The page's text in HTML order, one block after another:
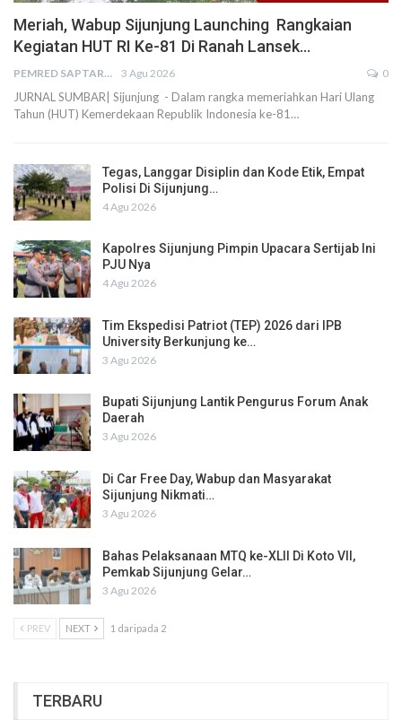
Meriah, Wabup Sijunjung Launching Rangkaian
Kegiatan HUT RI Ke-81 Di Ranah Lansek…
PEMRED SAPTARIUS 3 Agu 2026 0
JURNAL SUMBAR| Sijunjung - Dalam rangka memeriahkan Hari Ulang
Tahun (HUT) Kemerdekaan Republik Indonesia ke-81…
Tegas, Langgar Disiplin dan Kode Etik, Empat
Polisi Di Sijunjung…
4 Agu 2026
Kapolres Sijunjung Pimpin Upacara Sertijab Ini
PJU Nya
4 Agu 2026
Tim Ekspedisi Patriot (TEP) 2026 dari IPB
University Berkunjung ke…
3 Agu 2026
Bupati Sijunjung Lantik Pengurus Forum Anak
Daerah
3 Agu 2026
Di Car Free Day, Wabup dan Masyarakat
Sijunjung Nikmati…
3 Agu 2026
Bahas Pelaksanaan MTQ ke-XLII Di Koto VII,
Pemkab Sijunjung Gelar…
3 Agu 2026
PREV NEXT 1 daripada 2
TERBARU